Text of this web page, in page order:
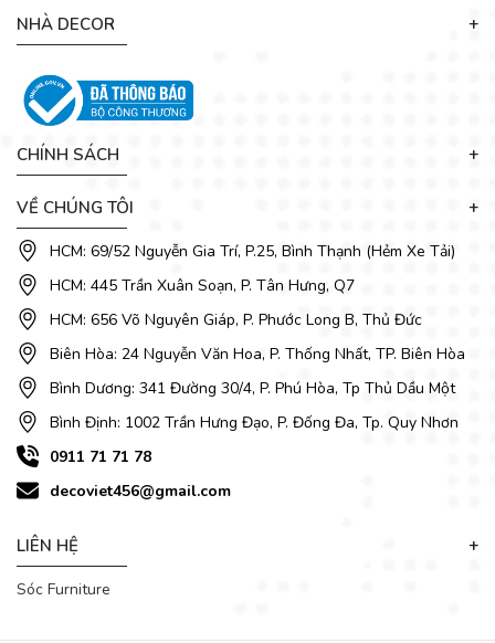
sản phẩm và nâng cao chất lượng.
bếp vô cùng hiện đại, tươi mới và trẻ trung.
DecoVietsẽ đem đến cho bạn nhiều mẫu
với nhu cầu sử dụng cũng như gu thẩm mỹ của gia đình bạn.
Hãy liên hệ với chúng tôi để được cung cấp dịch vụ thiết kế,
thi công tủ bếp đẹp và mới nhất.
NHÀ DECOR
CHÍNH SÁCH
VỀ CHÚNG TÔI
HCM: 69/52 Nguyễn Gia Trí, P.25, Bình Thạnh (Hẻm Xe Tải)
HCM: 445 Trần Xuân Soạn, P. Tân Hưng, Q7
HCM: 656 Võ Nguyên Giáp, P. Phước Long B, Thủ Đức
Biên Hòa: 24 Nguyễn Văn Hoa, P. Thống Nhất, TP. Biên Hòa
Bình Dương: 341 Đường 30/4, P. Phú Hòa, Tp Thủ Dầu Một
Bình Định: 1002 Trần Hưng Đạo, P. Đống Đa, Tp. Quy Nhơn
0911 71 71 78
decoviet456@gmail.com
LIÊN HỆ
Sóc Furniture